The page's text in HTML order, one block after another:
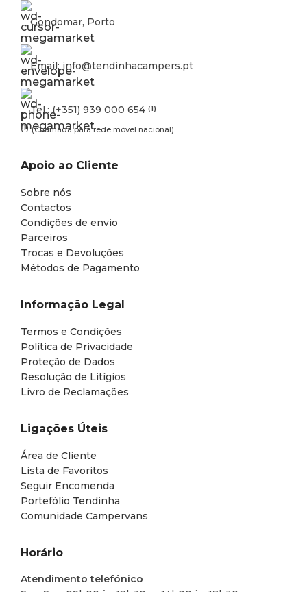
Gondomar, Porto
Email: info@tendinhacampers.pt
Tel.: (+351) 939 000 654 (1)
(1) (Chamada para rede móvel nacional)
Apoio ao Cliente
Sobre nós
Contactos
Condições de envio
Parceiros
Trocas e Devoluções
Métodos de Pagamento
Informação Legal
Termos e Condições
Política de Privacidade
Proteção de Dados
Resolução de Litígios
Livro de Reclamações
Ligações Úteis
Área de Cliente
Lista de Favoritos
Seguir Encomenda
Portefólio Tendinha
Comunidade Campervans
Horário
Atendimento telefónico